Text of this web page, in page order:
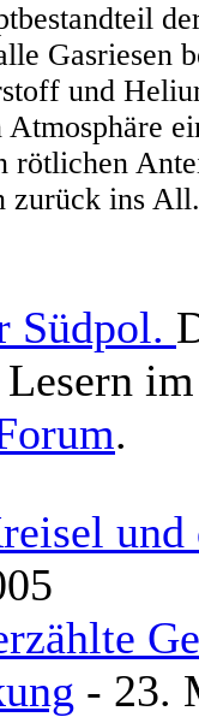
Gasriesen
und
Atmosphäre
rötlichen
zurück ins
Südpol.
im
.
und
- 23.